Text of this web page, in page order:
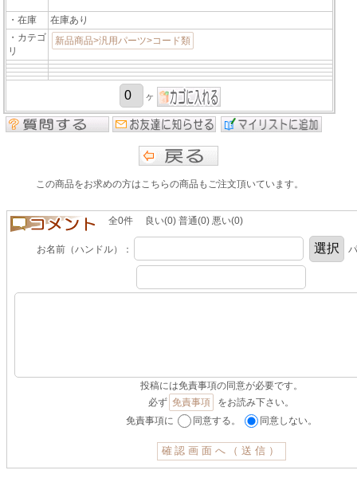
・在庫
在庫あり
・カテゴ
リ
新品商品>汎用パーツ>コード類
ヶ
この商品をお求めの方はこちらの商品もご注文頂いています。
全0件 良い(0) 普通(0) 悪い(0)
お名前（ハンドル）：
投稿には免責事項の同意が必要です。
必ず 免責事項
をお読み下さい。
免責事項に
同意する。 同意しない。